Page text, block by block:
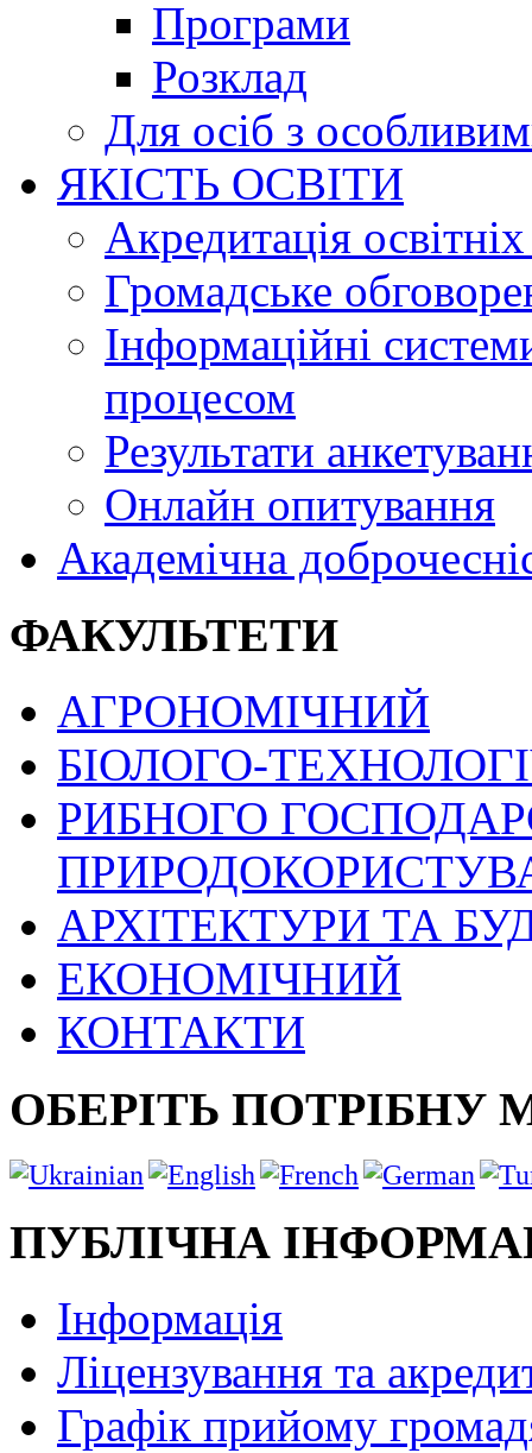
Програми
Розклад
Для осіб з
ЯКІСТЬ ОСВІТИ
Акредитація
Громадське
Інформаційні
процесом
Результати
Онлайн опитування
Академічна
ФАКУЛЬТЕТИ
АГРОНОМІЧНИЙ
БІОЛОГО-
РИБНОГО
АРХІТЕКТУРИ ТА
ЕКОНОМІЧНИЙ
КОНТАКТИ
ОБЕРІТЬ ПОТРІБНУ
ПУБЛІЧНА
Інформація
Ліцензування та
Графік прийому